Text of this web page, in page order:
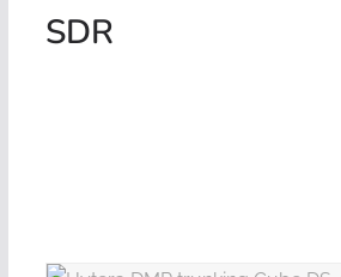
SDR